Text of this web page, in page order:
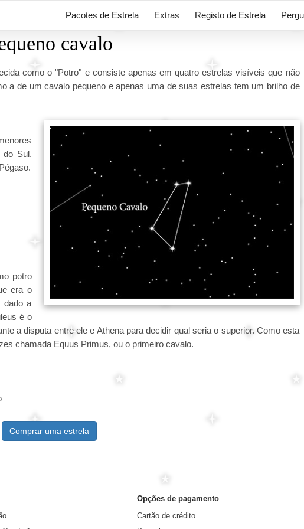
Pacotes de Estrela Extras Registo de Estrela
cavalo
como o "Potro" e consiste apenas em quatro estrelas visíveis que não
a de um cavalo pequeno e apenas uma de suas estrelas tem um brilho de
do Sul.
potro
era o
dado a
é o
a disputa entre ele e Athena para decidir qual seria o superior. Como esta
chamada Equus Primus, ou o primeiro cavalo.
Comprar uma estrela
Opções de pagamento
Cartão de crédito